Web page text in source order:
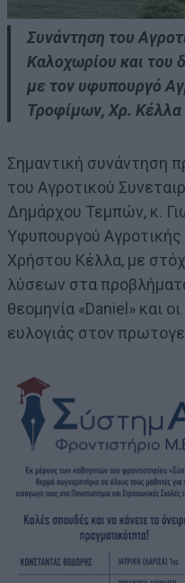
Συνάντηση του
Καλοχωρίου και
με τον υφυπουργό
Τροφίμων, Χρ. Κέλλα
Σημαντική συνάντηση
του Αγροτικού
Δημάρχου Τεμπών, κ.
Υφυπουργού
Χρήστου Κέλλα, με
λύσεων στα
θεομηνία «Daniel» και
ευλογιάς στον